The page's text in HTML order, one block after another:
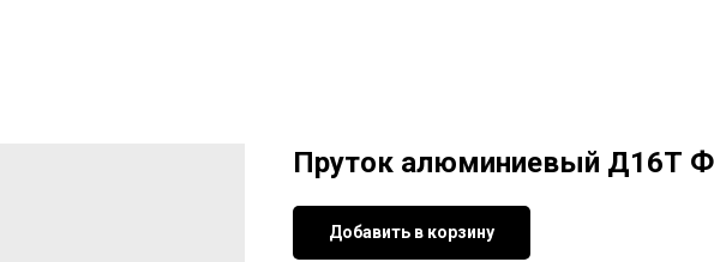
Пруток алюминиевый Д16Т
Добавить в корзину